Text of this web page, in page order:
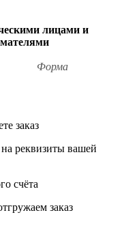
лицами и
Форма
заказ
реквизиты вашей
счёта
заказ